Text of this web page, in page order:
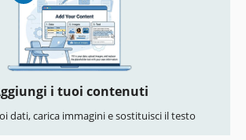
i tuoi contenuti
dati, carica immagini e sostituisci il testo